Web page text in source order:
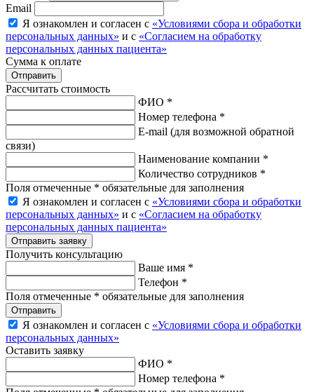
Email
Я ознакомлен и согласен с «Условиями сбора и обработки
персональных данных» и с «Согласием на обработку
персональных данных пациента»
Сумма к оплате
Рассчитать стоимость
ФИО *
Номер телефона *
E-mail (для возможной обратной
связи)
Наименование компании *
Количество сотрудников *
Поля отмеченные * обязательные для заполнения
Я ознакомлен и согласен с «Условиями сбора и обработки
персональных данных» и с «Согласием на обработку
персональных данных пациента»
Отправить заявку
Получить консультацию
Ваше имя *
Телефон *
Поля отмеченные * обязательные для заполнения
Отправить
Я ознакомлен и согласен с «Условиями сбора и обработки
персональных данных»
Оставить заявку
ФИО *
Номер телефона *